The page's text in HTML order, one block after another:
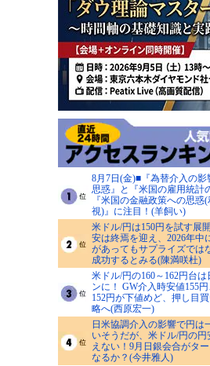
8月7日(金)■『為替介入の
思惑』と『米国の雇用統計
『米国の金融政策への思
視)』に注目！(羊飼い)
米ドル/円は150円を試す展
安は終焉を迎え、2026年中
があってもサプライズでは
成功するとみる(陳満咲杜)
米ドル/円の160～162円台
ンに！ GW介入時安値155
152円が下値めど、押し目
略へ(西原宏一)
日米協調介入の影響で円は
いそうだが、米ドル/円の
えない！9月日銀会合がタ
なるか？(今井雅人)